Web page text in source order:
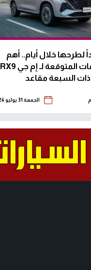
لطرحها خلال أيام.. أهم
المواصفات المتوقعة لـ إم جي RX9
ذات السبعة مقاعد
الجمعة 31 يوليو 2026